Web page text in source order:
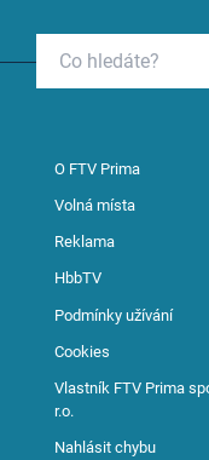
O FTV Prima
Volná místa
Reklama
HbbTV
Podmínky užívání
Cookies
Vlastník FTV Prima
r.o.
Nahlásit chybu